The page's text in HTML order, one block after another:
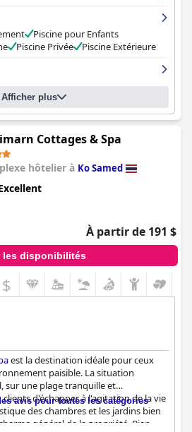
Piscine pour Enfants
Piscine Privée
Piscine Extérieure
Afficher plus
Cottages & Spa
hôtelier à Ko Samed
À partir de 191 $
les disponibilités
$
est la destination idéale pour ceux
paisible. La situation
sur une plage tranquille et
d'échapper à l'agitation de la vie
des chambres et les jardins bien
général de la propriété. Bien
avis pour toutes les catégories